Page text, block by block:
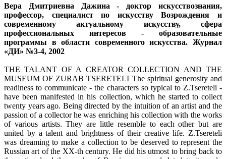
Вера Дмитриевна Дажина - доктор искусствознания,
профессор, специалист по искусству Возрождения и
современному актуальному искусству, сфера
профессиональных интересов - образовательные
программы в области современного искусства. Журнал
«ДИ» №3-4, 2002
THE TALANT OF A CREATOR COLLECTION AND THE
MUSEUM OF ZURAB TSERETELI The spiritual generosity and
readiness to communicate - the characters so typical to Z.Tsereteli -
have been manifested in his collection, which he started to collect
twenty years ago. Being directed by the intuition of an artist and the
passion of a collector he was enriching his collection with the works
of various artists. They are little resemble to each other but are
united by a talent and brightness of their creative life. Z.Tsereteli
was dreaming to make a collection to be deserved to represent the
Russian art of the XX-th century. He did his utmost to bring back to